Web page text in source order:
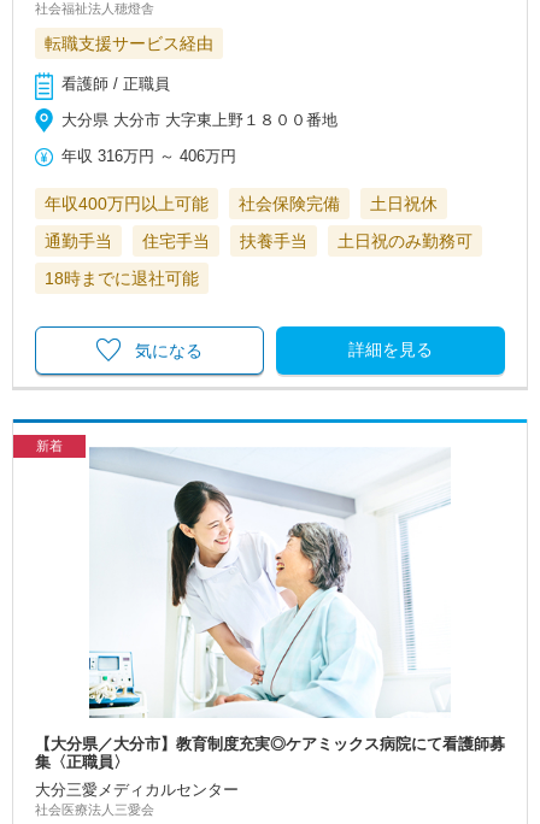
社会福祉法人穂燈舎
転職支援サービス経由
看護師 / 正職員
大分県 大分市 大字東上野１８００番地
年収 316万円 ～406万円
年収400万円以上可能 社会保険完備
土日祝休
通勤手当
住宅手当 扶養手当
土日祝のみ勤務可
18時までに退社可能
詳細を見る
気になる
新着
【大分県／大分市】教育制度充実◎ケアミックス病院にて看護師募
集〈正職員〉
大分三愛メディカルセンター
社会医療法人三愛会